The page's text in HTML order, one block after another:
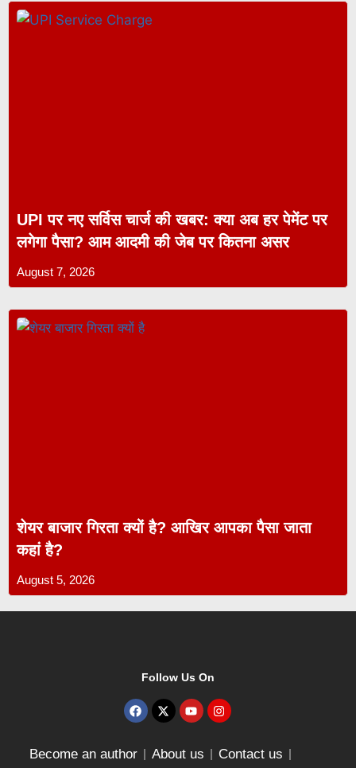
UPI पर नए सर्विस चार्ज की खबर: क्या अब हर पेमेंट पर
लगेगा पैसा? आम आदमी की जेब पर कितना असर
August 7, 2026
शेयर बाजार गिरता क्यों है? आखिर आपका पैसा जाता
कहां है?
August 5, 2026
Follow Us On
Become an author About us Contact us